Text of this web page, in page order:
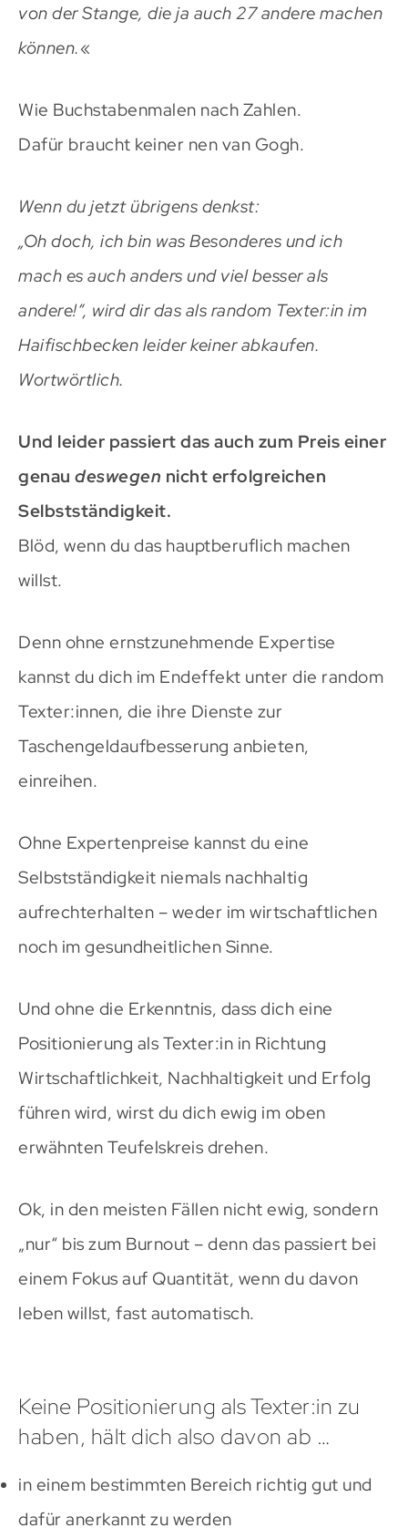
von der Stange, die ja auch 27 andere machen
können.«
Wie Buchstabenmalen nach Zahlen.
Dafür braucht keiner nen van Gogh.
Wenn du jetzt übrigens denkst:
„Oh doch, ich bin was Besonderes und ich
mach es auch anders und viel besser als
andere!“, wird dir das als random Texter:in im
Haifischbecken leider keiner abkaufen.
Wortwörtlich.
Und leider passiert das auch zum Preis einer
genau deswegen nicht erfolgreichen
Selbstständigkeit.
Blöd, wenn du das hauptberuflich machen
willst.
Denn ohne ernstzunehmende Expertise
kannst du dich im Endeffekt unter die random
Texter:innen, die ihre Dienste zur
Taschengeldaufbesserung anbieten,
einreihen.
Ohne Expertenpreise kannst du eine
Selbstständigkeit niemals nachhaltig
aufrechterhalten – weder im wirtschaftlichen
noch im gesundheitlichen Sinne.
Und ohne die Erkenntnis, dass dich eine
Positionierung als Texter:in in Richtung
Wirtschaftlichkeit, Nachhaltigkeit und Erfolg
führen wird, wirst du dich ewig im oben
erwähnten Teufelskreis drehen.
Ok, in den meisten Fällen nicht ewig, sondern
„nur“ bis zum Burnout – denn das passiert bei
einem Fokus auf Quantität, wenn du davon
leben willst, fast automatisch.
Keine Positionierung als Texter:in zu
haben, hält dich also davon ab …
in einem bestimmten Bereich richtig gut und
dafür anerkannt zu werden